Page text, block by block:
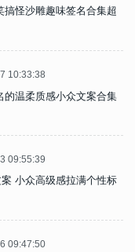
怪沙雕趣味签名合集超
10:33:38
的温柔质感小众文案合集
09:55:39
小众高级感拉满个性标
09:47:50